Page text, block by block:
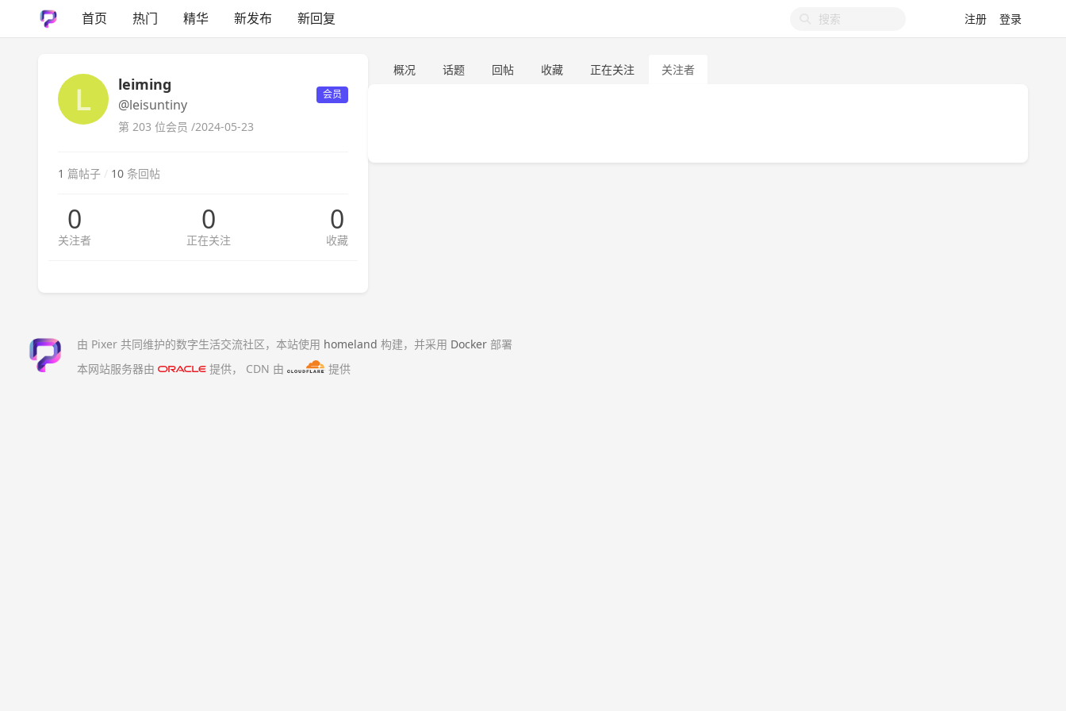
首页 热门 精华 新发布 新回复 注册 登录
leiming
@leisuntiny
会员
第 203 位会员 /2024-05-23
1 篇帖子 / 10 条回帖
0
关注者
0
正在关注
0
收藏
概况 话题 回帖 收藏 正在关注 关注者
由 Pixer 共同维护的数字生活交流社区，本站使用 homeland 构建，并采用 Docker 部署
本网站服务器由
提供， CDN 由 提供